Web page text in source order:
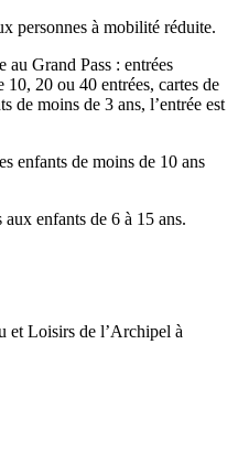
personnes à mobilité réduite.
Grand Pass : entrées
20 ou 40 entrées, cartes de
de moins de 3 ans, l’entrée est
enfants de moins de 10 ans
enfants de 6 à 15 ans.
et Loisirs de l’Archipel à